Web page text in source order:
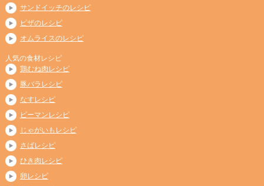
サンドイッチのレシピ
ピザのレシピ
オムライスのレシピ
人気の食材レシピ
鶏むね肉レシピ
豚バラレシピ
なすレシピ
ピーマンレシピ
じゃがいもレシピ
さばレシピ
ひき肉レシピ
卵レシピ